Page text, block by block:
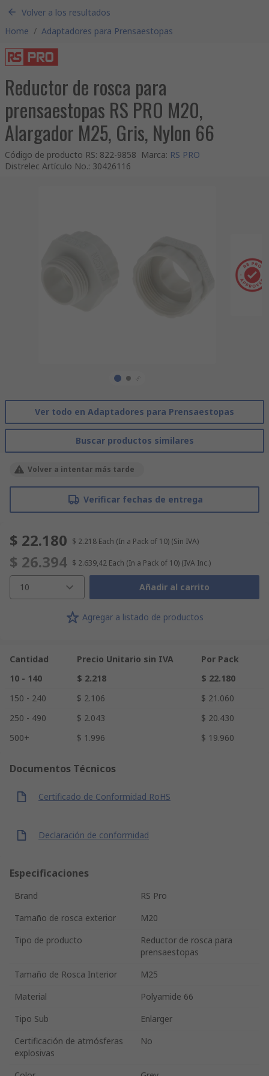
Volver a los resultados
Home / Adaptadores para Prensaestopas
Reductor de rosca para
prensaestopas RS PRO M20,
Alargador M25, Gris, Nylon 66
Código de producto RS: 822-9858 Marca: RS PRO
Distrelec Artículo No.: 30426116
Ver todo en Adaptadores para Prensaestopas
Buscar productos similares
Volver a intentar más tarde
Verificar fechas de entrega
$ 22.180 $ 2.218 Each (In a Pack of 10) (Sin IVA)
$ 26.394 $ 2.639,42 Each (In a Pack of 10) (IVA Inc.)
10 Añadir al carrito
Agregar a listado de productos
Cantidad Precio Unitario sin IVA
Por Pack
10 - 140
$ 2.218
$ 22.180
150 - 240
$ 2.106
$ 21.060
250 - 490
$ 2.043
$ 20.430
500+
$ 1.996 $ 19.960
Documentos Técnicos
Certificado de Conformidad RoHS
Declaración de conformidad
Especificaciones
Brand
RS Pro
Tamaño de rosca exterior
M20
Tipo de producto
Reductor de rosca para
prensaestopas
Tamaño de Rosca Interior
M25
Material
Polyamide 66
Tipo Sub
Enlarger
Certificación de atmósferas
explosivas
No